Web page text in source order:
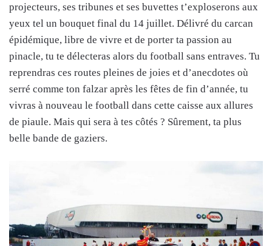
projecteurs, ses tribunes et ses buvettes t’exploserons aux
yeux tel un bouquet final du 14 juillet. Délivré du carcan
épidémique, libre de vivre et de porter ta passion au
pinacle, tu te délecteras alors du football sans entraves. Tu
reprendras ces routes pleines de joies et d’anecdotes où
serré comme ton falzar après les fêtes de fin d’année, tu
vivras à nouveau le football dans cette caisse aux allures
de piaule. Mais qui sera à tes côtés ? Sûrement, ta plus
belle bande de gaziers.